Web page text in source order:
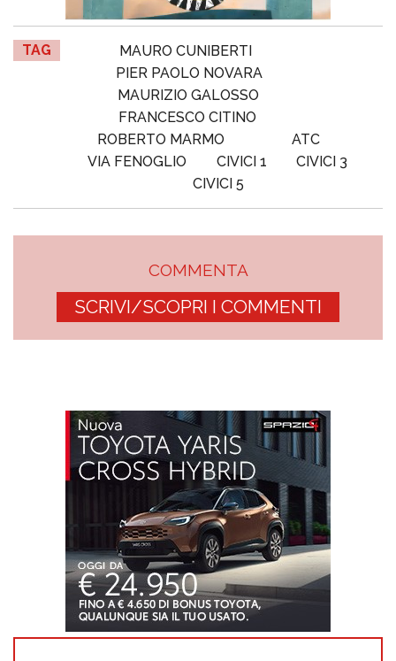
TAG
MAURO CUNIBERTI
PIER PAOLO NOVARA
MAURIZIO GALOSSO
FRANCESCO CITINO
ROBERTO MARMO
ATC
VIA FENOGLIO
CIVICI 1
CIVICI 3
CIVICI 5
COMMENTA
SCRIVI/SCOPRI I COMMENTI